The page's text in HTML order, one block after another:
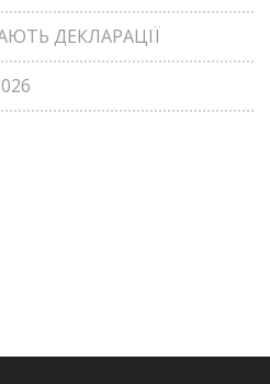
ДЕКЛАРАЦІЇ